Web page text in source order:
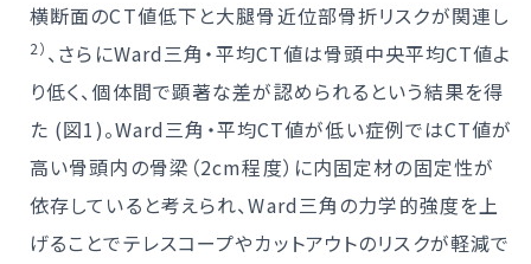
横断面のCT値低下と大腿骨近位部骨折リスクが関連し
2） 、さらにWard三角・平均CT値は骨頭中央平均CT値よ
り低く、個体間で顕著な差が認められるという結果を得
た (図1)。Ward三角・平均CT値が低い症例ではCT値が
高い骨頭内の骨梁（2cm程度）に内固定材の固定性が
依存していると考えられ、Ward三角の力学的強度を上
げることでテレスコープやカットアウトのリスクが軽減で